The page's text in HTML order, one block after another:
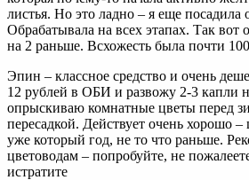
листья. Но это ладно – я еще посадила
Обрабатывала на всех этапах. Так вот
на 2 раньше. Всхожесть была почти
Эпин – классное средство и очень
12 рублей в ОБИ и развожу 2-3 капли
опрыскиваю комнатные цветы перед
пересадкой. Действует очень хорошо
уже который год, не то что раньше.
цветоводам – попробуйте, не
истратите